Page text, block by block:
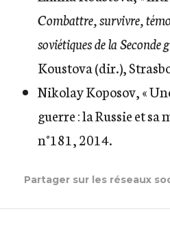
Combattre, survivre,
soviétiques de la Seconde
Koustova (dir.),
Nikolay Koposov, «
guerre : la Russie et sa
n°181, 2014.
Partager sur les réseaux